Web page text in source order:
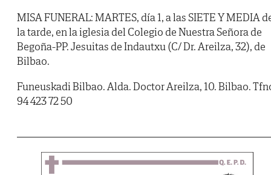
MISA FUNERAL: MARTES, día 1, a las SIETE Y MEDIA
la tarde, en la iglesia del Colegio de Nuestra Señora de
Begoña-PP. Jesuitas de Indautxu (C/ Dr. Areilza, 32), de
Bilbao.
Funeuskadi Bilbao. Alda. Doctor Areilza, 10. Bilbao.
94 423 72 50